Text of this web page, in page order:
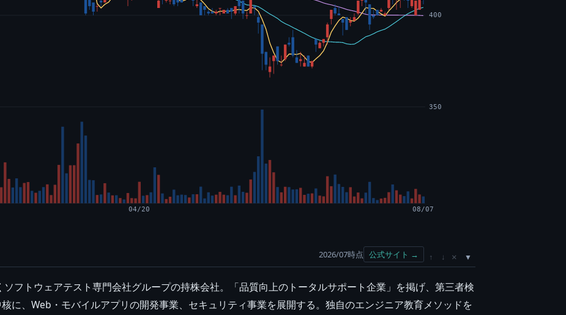
350
400
04/20 08/07
2026/07時点 公式サイト → ↑ ↓ ×
フトウェアテスト専門会社グループの持株会社。「品質向上のトータルサポート企業」を掲げ、第三者検
に、Web・モバイルアプリの開発事業、セキュリティ事業を展開する。独自のエンジニア教育メソッドを